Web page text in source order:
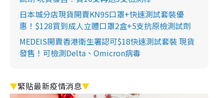
日本城分店現貨開賣KN95口罩+快速測試套裝優
惠！$128買到成人立體口罩2盒+5支抗原檢測試劑
MEDEIS開賣香港衛生署認可$18快速測試套裝 現貨
發售！可檢測Delta、Omicron病毒
▼緊貼最新疫情消息▼